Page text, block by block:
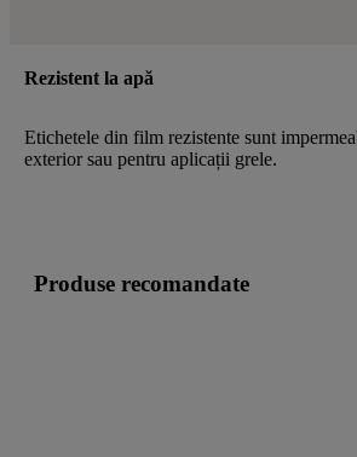
Rezistent la apă
Etichetele din film rezistente sunt
exterior sau pentru aplicații grele.
Produse recomandate